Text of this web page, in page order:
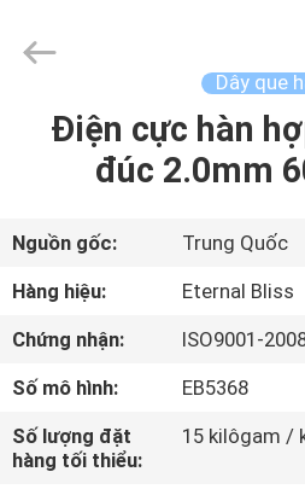
TRANG
CÁC
SẢN
PHẨM
VIDEO
Casting
Dây que
Điện cực hàn
đúc 2.0mm
Nguồn gốc:
Trung Quốc
Hàng hiệu:
Eternal Bliss
Chứng nhận:
ISO9001-
Số mô hình:
EB5368
Số lượng đặt
hàng tối thiểu:
15 kilôgam /